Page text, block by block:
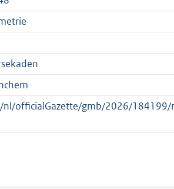
nl/officialGazette/gmb/2026/